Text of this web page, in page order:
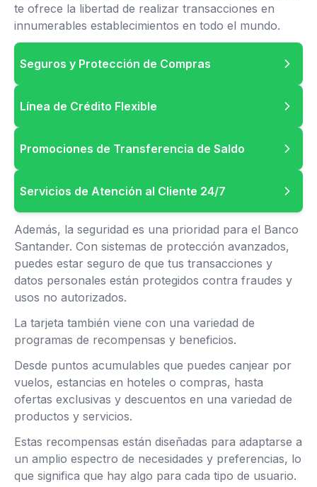
te ofrece la libertad de realizar transacciones en
innumerables establecimientos en todo el mundo.
Seguros y Protección de Compras
Línea de Crédito Flexible
Promociones de Transferencia de Saldo
Servicios de Atención al Cliente 24/7
Además, la seguridad es una prioridad para el Banco
Santander. Con sistemas de protección avanzados,
puedes estar seguro de que tus transacciones y
datos personales están protegidos contra fraudes y
usos no autorizados.
La tarjeta también viene con una variedad de
programas de recompensas y beneficios.
Desde puntos acumulables que puedes canjear por
vuelos, estancias en hoteles o compras, hasta
ofertas exclusivas y descuentos en una variedad de
productos y servicios.
Estas recompensas están diseñadas para adaptarse a
un amplio espectro de necesidades y preferencias, lo
que significa que hay algo para cada tipo de usuario.